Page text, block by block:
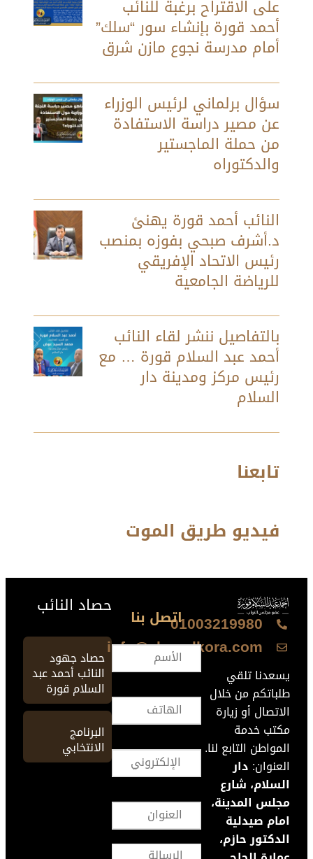
على الاقتراح برغبة للنائب
أحمد قورة بإنشاء سور “سلك”
أمام مدرسة نجوع مازن شرق
سؤال برلماني لرئيس الوزراء
عن مصير دراسة الاستفادة
من حملة الماجستير
والدكتوراه
النائب أحمد قورة يهنئ
د.أشرف صبحي بفوزه بمنصب
رئيس الاتحاد الإفريقي
للرياضة الجامعية
بالتفاصيل ننشر لقاء النائب
أحمد عبد السلام قورة … مع
رئيس مركز ومدينة دار
السلام
تابعنا
فيديو طريق الموت
01003219980
info@ahmedkora.com
يسعدنا تلقي
طلباتكم من خلال
الاتصال أو زيارة
مكتب خدمة
المواطن التابع لنا.
العنوان:دار
السلام، شارع
مجلس المدينة،
امام صيدلية
الدكتور حازم،
اتصل بنا حصاد النائب
حصاد جهود
النائب أحمد عبد
السلام قورة
البرنامج
الانتخابي